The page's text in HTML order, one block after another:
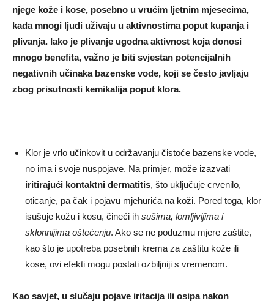
njege kože i kose, posebno u vrućim ljetnim mjesecima,
kada mnogi ljudi uživaju u aktivnostima poput kupanja i
plivanja. Iako je plivanje ugodna aktivnost koja donosi
mnogo benefita, važno je biti svjestan potencijalnih
negativnih učinaka bazenske vode, koji se često javljaju
zbog prisutnosti kemikalija poput klora.
Klor je vrlo učinkovit u održavanju čistoće bazenske vode,
no ima i svoje nuspojave. Na primjer, može izazvati
iritirajući kontaktni dermatitis, što uključuje crvenilo,
oticanje, pa čak i pojavu mjehurića na koži. Pored toga, klor
isušuje kožu i kosu, čineći ih sušima, lomljivijima i
sklonnijima oštećenju. Ako se ne poduzmu mjere zaštite,
kao što je upotreba posebnih krema za zaštitu kože ili
kose, ovi efekti mogu postati ozbiljniji s vremenom.
Kao savjet, u slučaju pojave iritacija ili osipa nakon